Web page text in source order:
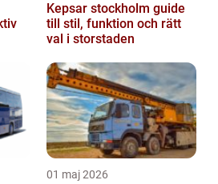
Kepsar stockholm guide
till stil, funktion och rätt
val i storstaden
01 maj 2026